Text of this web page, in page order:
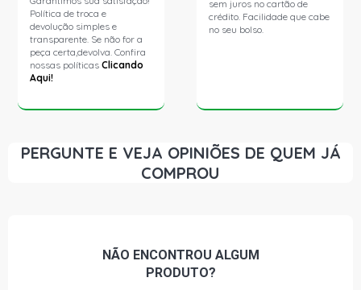
Política de troca e
devolução simples e
transparente. Se não for a
peça certa,devolva. Confira
nossas políticasClicando
Aqui!
sem juros no cartão de
crédito. Facilidade que cabe
no seu bolso.
PERGUNTE E VEJA OPINIÕES DE QUEM JÁ
COMPROU
NÃO ENCONTROU ALGUM
PRODUTO?